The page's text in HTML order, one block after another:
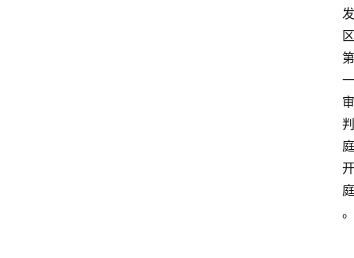
发
区
第
一
审
判
庭
开
庭
。